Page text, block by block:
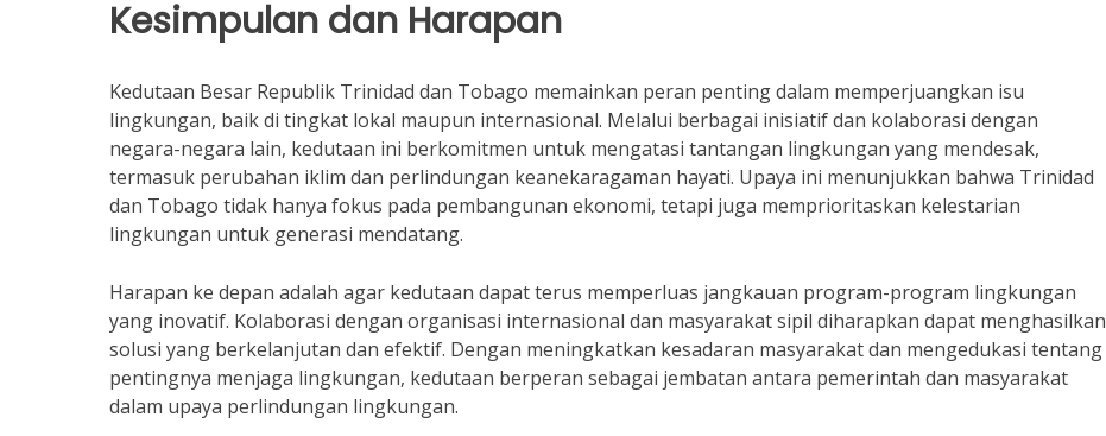
Kesimpulan dan Harapan
Kedutaan Besar Republik Trinidad dan Tobago memainkan peran penting dalam memperjuangkan isu
lingkungan, baik di tingkat lokal maupun internasional. Melalui berbagai inisiatif dan kolaborasi dengan
negara-negara lain, kedutaan ini berkomitmen untuk mengatasi tantangan lingkungan yang mendesak,
termasuk perubahan iklim dan perlindungan keanekaragaman hayati. Upaya ini menunjukkan bahwa Trinidad
dan Tobago tidak hanya fokus pada pembangunan ekonomi, tetapi juga memprioritaskan kelestarian
lingkungan untuk generasi mendatang.
Harapan ke depan adalah agar kedutaan dapat terus memperluas jangkauan program-program lingkungan
yang inovatif. Kolaborasi dengan organisasi internasional dan masyarakat sipil diharapkan dapat menghasilkan
solusi yang berkelanjutan dan efektif. Dengan meningkatkan kesadaran masyarakat dan mengedukasi tentang
pentingnya menjaga lingkungan, kedutaan berperan sebagai jembatan antara pemerintah dan masyarakat
dalam upaya perlindungan lingkungan.